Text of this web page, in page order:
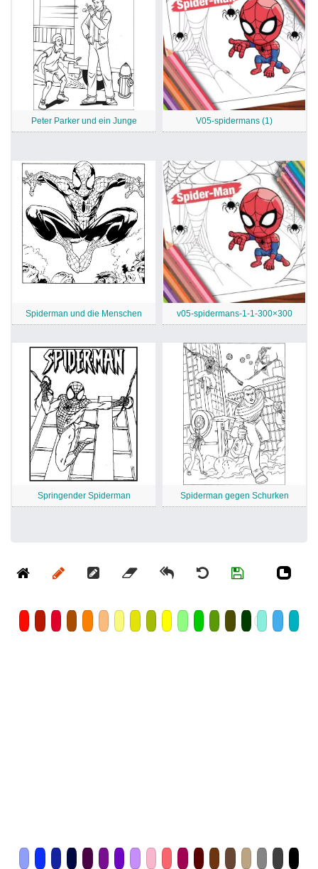
Peter Parker und ein Junge V05-spidermans (1)
Spiderman und die Menschen v05-spidermans-1-1-300×300
Springender Spiderman Spiderman gegen Schurken